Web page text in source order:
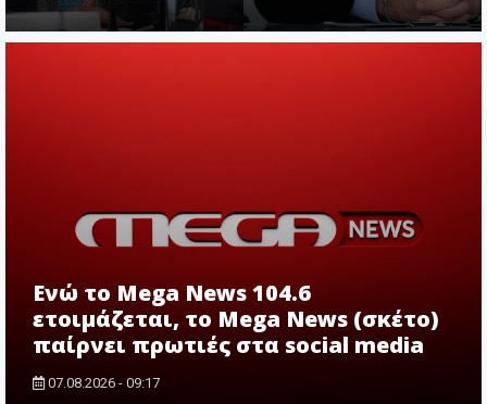
Ενώ το Mega News 104.6
ετοιμάζεται, το Mega News (σκέτο)
παίρνει πρωτιές στα social media
07.08.2026 - 09:17